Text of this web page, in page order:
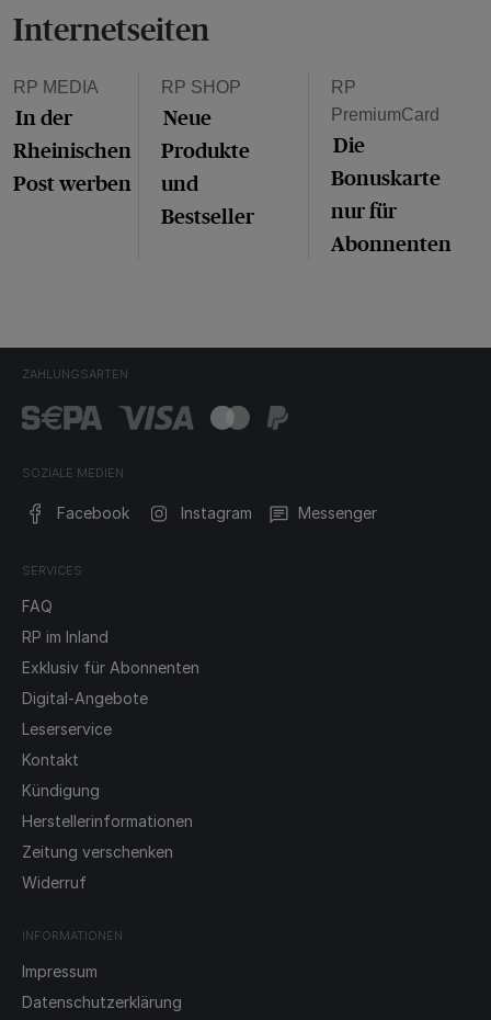
Internetseiten
RP MEDIA
In der
Rheinischen
Post werben
RP SHOP
Neue
Produkte
und
Bestseller
RP
PremiumCard
Die
Bonuskarte
nur für
Abonnenten
ZAHLUNGSARTEN
SOZIALE MEDIEN
Facebook Instagram Messenger
SERVICES
FAQ
RP im Inland
Exklusiv für Abonnenten
Digital-Angebote
Leserservice
Kontakt
Kündigung
Herstellerinformationen
Zeitung verschenken
Widerruf
INFORMATIONEN
Impressum
Datenschutzerklärung